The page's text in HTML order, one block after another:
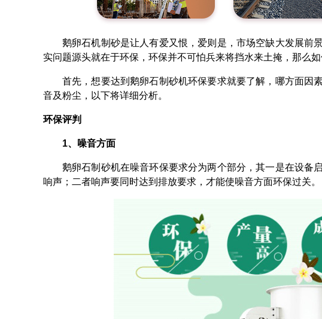
鹅卵石机制砂是让人有爱又恨，爱则是，市场空缺大发展前
实问题源头就在于环保，环保并不可怕兵来将挡水来土掩，那么
首先，想要达到鹅卵石制砂机环保要求就要了解，哪方面因
音及粉尘，以下将详细分析。
环保评判
1、噪音方面
鹅卵石制砂机在噪音环保要求分为两个部分，其一是在设备
响声；二者响声要同时达到排放要求，才能使噪音方面环保过关。